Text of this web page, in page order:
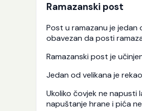
Ramazanski post
Post u ramazanu je jedan
obavezan da posti
Ramazanski post je
Jedan od velikana je
Ukoliko čovjek ne napusti
napuštanje hrane i pića ne